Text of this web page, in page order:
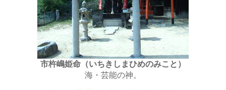
市杵嶋姫命（いちきしまひめのみこと）
海・芸能の神。